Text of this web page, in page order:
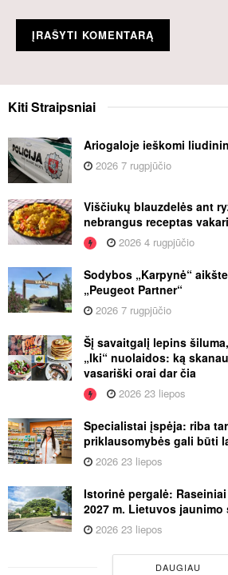
KitiStraipsniai
Ariogaloje ieškomi
2026 7 rugpjūčio
Viščiukų blauzdelės ant
nebrangus receptas
2026 4 rugpjūčio
Sodybos „Karpynė“
„Peugeot Partner“
2026 7 rugpjūčio
Šį savaitgalį lepins
„Iki“ nuolaidos: ką
vasariški orai dar čia
2026 23 liepos
Specialistai įspėja: riba
priklausomybės gali būti
2026 23 liepos
Istorinė pergalė:
2027 m. Lietuvos jaunimo
2026 23 liepos
DAUGIAU